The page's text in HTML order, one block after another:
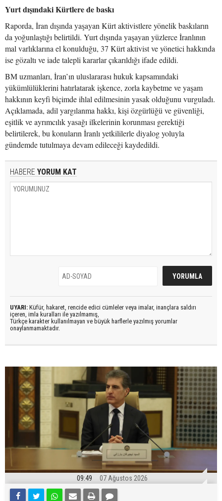
Yurt dışındaki Kürtlere de baskı
Raporda, İran dışında yaşayan Kürt aktivistlere yönelik baskıların
da yoğunlaştığı belirtildi. Yurt dışında yaşayan yüzlerce İranlının
mal varlıklarına el konulduğu, 37 Kürt aktivist ve yönetici hakkında
ise gözaltı ve iade talepli kararlar çıkarıldığı ifade edildi.
BM uzmanları, İran’ın uluslararası hukuk kapsamındaki
yükümlülüklerini hatırlatarak işkence, zorla kaybetme ve yaşam
hakkının keyfi biçimde ihlal edilmesinin yasak olduğunu vurguladı.
Açıklamada, adil yargılanma hakkı, kişi özgürlüğü ve güvenliği,
eşitlik ve ayrımcılık yasağı ilkelerinin korunması gerektiği
belirtilerek, bu konuların İranlı yetkililerle diyalog yoluyla
gündemde tutulmaya devam edileceği kaydedildi.
HABERE YORUM KAT
UYARI: Küfür, hakaret, rencide edici cümleler veya imalar, inançlara saldırı
içeren, imla kuralları ile yazılmamış,
Türkçe karakter kullanılmayan ve büyük harflerle yazılmış yorumlar
onaylanmamaktadır.
09:49 07 Ağustos 2026